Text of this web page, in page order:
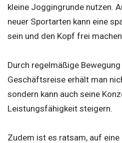
kleine Joggingrunde nutzen.
neuer Sportarten kann eine
sein und den Kopf frei
Durch regelmäßige
Geschäftsreise erhält man
sondern kann auch seine
Leistungsfähigkeit steigern.
Zudem ist es ratsam, auf